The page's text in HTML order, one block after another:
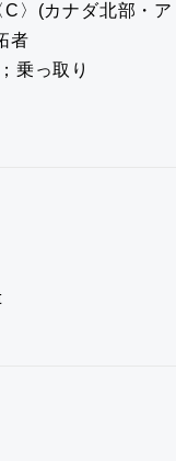
〉(カナダ北部・ア
者
乗っ取り